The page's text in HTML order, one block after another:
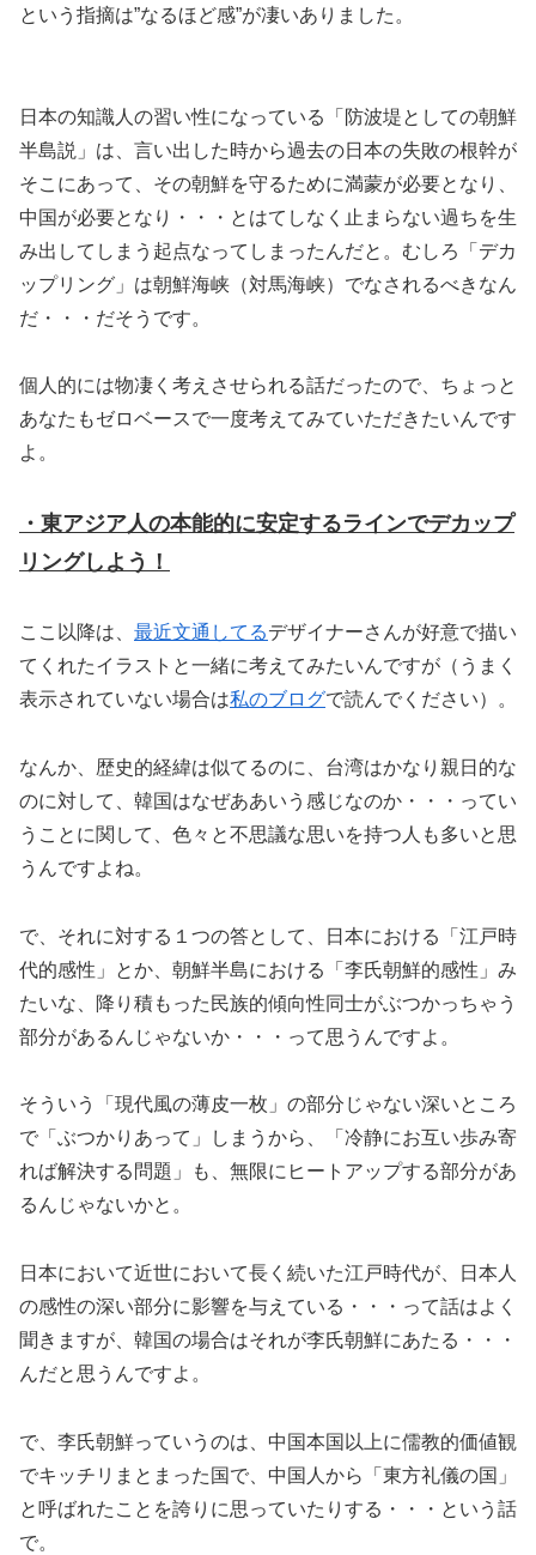
という指摘は”なるほど感”が凄いありました。
日本の知識人の習い性になっている「防波堤としての朝鮮
半島説」は、言い出した時から過去の日本の失敗の根幹が
そこにあって、その朝鮮を守るために満蒙が必要となり、
中国が必要となり・・・とはてしなく止まらない過ちを生
み出してしまう起点なってしまったんだと。むしろ「デカ
ップリング」は朝鮮海峡（対馬海峡）でなされるべきなん
だ・・・だそうです。
個人的には物凄く考えさせられる話だったので、ちょっと
あなたもゼロベースで一度考えてみていただきたいんです
よ。
・東アジア人の本能的に安定するラインでデカップ
リングしよう！
ここ以降は、 最近文通してるデザイナーさんが好意で描い
てくれたイラストと一緒に考えてみたいんですが（うまく
表示されていない場合は私のブログで読んでください）。
なんか、歴史的経緯は似てるのに、台湾はかなり親日的な
のに対して、韓国はなぜああいう感じなのか・・・ってい
うことに関して、色々と不思議な思いを持つ人も多いと思
うんですよね。
で、それに対する１つの答として、日本における「江戸時
代的感性」とか、朝鮮半島における「李氏朝鮮的感性」み
たいな、降り積もった民族的傾向性同士がぶつかっちゃう
部分があるんじゃないか・・・って思うんですよ。
そういう「現代風の薄皮一枚」の部分じゃない深いところ
で「ぶつかりあって」しまうから、「冷静にお互い歩み寄
れば解決する問題」も、無限にヒートアップする部分があ
るんじゃないかと。
日本において近世において長く続いた江戸時代が、日本人
の感性の深い部分に影響を与えている・・・って話はよく
聞きますが、韓国の場合はそれが李氏朝鮮にあたる・・・
んだと思うんですよ。
で、李氏朝鮮っていうのは、中国本国以上に儒教的価値観
でキッチリまとまった国で、中国人から「東方礼儀の国」
と呼ばれたことを誇りに思っていたりする・・・という話
で。